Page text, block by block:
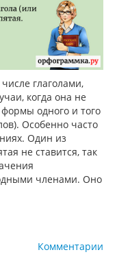
глаголами,
когда она не
одного и того
Особенно часто
Один из
не ставится, так
членами. Оно
Комментарии